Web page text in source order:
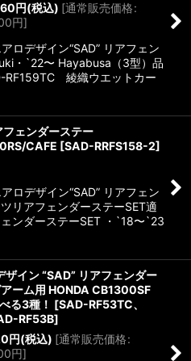
円(税込) [通常販売価格:
円]
ロデザイン“SAD” リアフェン
・`22〜 Hayabusa（3型）品
RF159TC 綾織ウエットカー
フェンダーステー
CAFE [SAD-RRFS158-2]
ロデザイン“SAD” リアフェン
リアフェンダーステーSET適
ンダーステーSET ・`18〜`23
ザイン “SAD” リアフェンダー
ーム用 HONDA CB1300SF
る3種！ [SAD-RF53TC、
RF53B]
円(税込) [通常販売価格:
円]